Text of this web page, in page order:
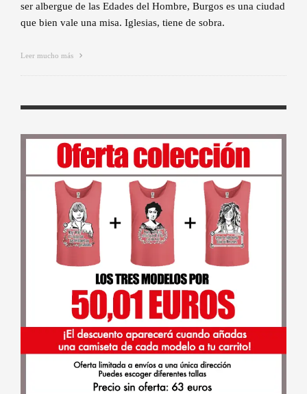
ser albergue de las Edades del Hombre, Burgos es una ciudad
que bien vale una misa. Iglesias, tiene de sobra.
Leer mucho más